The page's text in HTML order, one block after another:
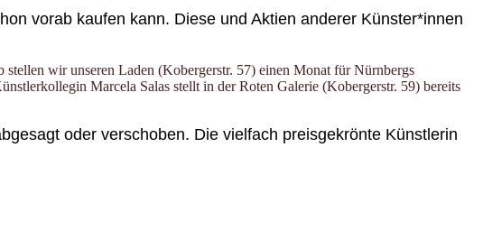
vorab kaufen kann. Diese und Aktien anderer Künster*innen
wir unseren Laden (Kobergerstr. 57) einen Monat für Nürnbergs
Marcela Salas stellt in der Roten Galerie (Kobergerstr. 59) bereits
oder verschoben. Die vielfach preisgekrönte Künstlerin